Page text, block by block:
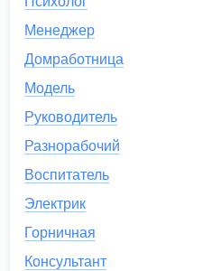
Менеджер
Домработница
Модель
Руководитель
Разнорабочий
Воспитатель
Электрик
Горничная
Консультант